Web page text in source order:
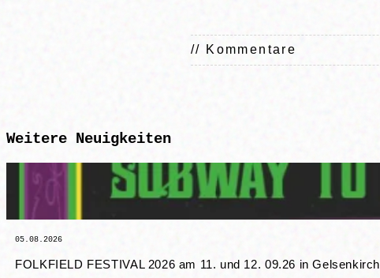
// Kommentare
Weitere Neuigkeiten
05.08.2026
FOLKFIELD FESTIVAL 2026 am 11. und 12. 09.26 in